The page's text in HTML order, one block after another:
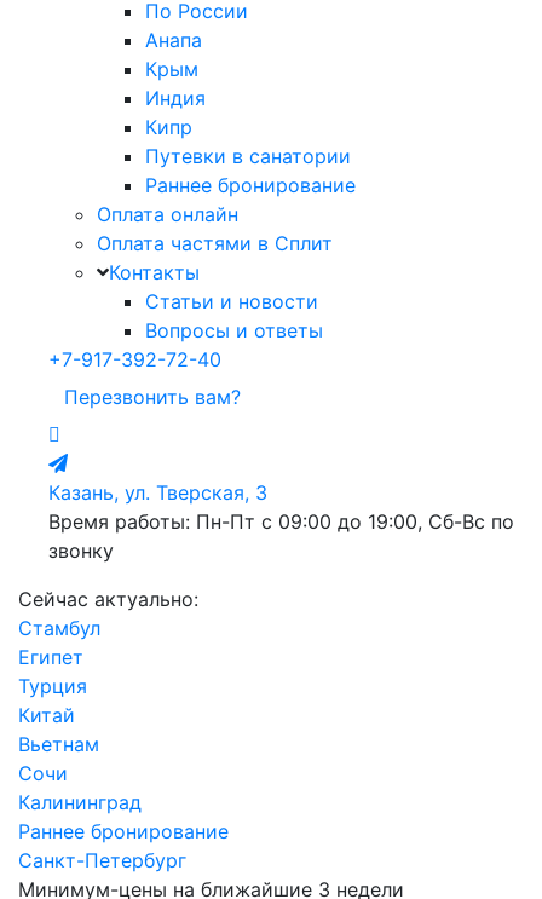
По России
Анапа
Крым
Индия
Кипр
Путевки в санатории
Раннее бронирование
Оплата онлайн
Оплата частями в Сплит
Контакты
Статьи и новости
Вопросы и ответы
+7-917-392-72-40
Перезвонить вам?
Казань, ул. Тверская, 3
Время работы: Пн-Пт с 09:00 до 19:00, Сб-Вс по
звонку
Сейчас актуально:
Стамбул
Египет
Турция
Китай
Вьетнам
Сочи
Калининград
Раннее бронирование
Санкт-Петербург
Минимум-цены на ближайшие 3 недели